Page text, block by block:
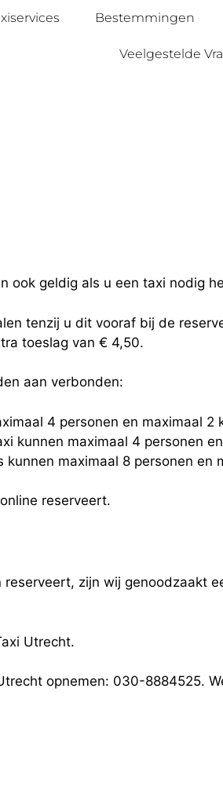
Bestemmingen
Veelgestelde
geldig als u een taxi nodig
tenzij u dit vooraf bij de
toeslag van € 4,50.
aan verbonden:
4 personen en maximaal 2
kunnen maximaal 4 personen
maximaal 8 personen en
reserveert.
zijn wij genoodzaakt
Utrecht.
opnemen: 030-8884525.